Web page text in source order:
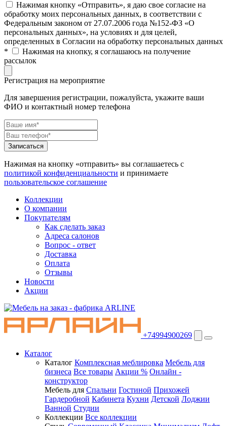
Нажимая кнопку «Отправить», я даю свое согласие на
обработку моих персональных данных, в соответствии с
Федеральным законом от 27.07.2006 года №152-ФЗ «О
персональных данных», на условиях и для целей,
определенных в Согласии на обработку персональных данных
*
Нажимая на кнопку, я соглашаюсь на получение
рассылок
Регистрация на мероприятие
Для завершения регистрации, пожалуйста, укажите ваши
ФИО и контактный номер телефона
Нажимая на кнопку «отправить» вы соглашаетесь с
политикой конфиденциальности и принимаете
пользовательское соглашение
Коллекции
О компании
Покупателям
Как сделать заказ
Адреса салонов
Вопрос - ответ
Доставка
Оплата
Отзывы
Новости
Акции
+74994900269
Каталог
Каталог Комплексная меблировка Мебель для
бизнеса Все товары Акции % Онлайн -
конструктор
Мебель для Спальни Гостиной Прихожей
Гардеробной Кабинета Кухни Детской Лоджии
Ванной Студии
Коллекции Все коллекции